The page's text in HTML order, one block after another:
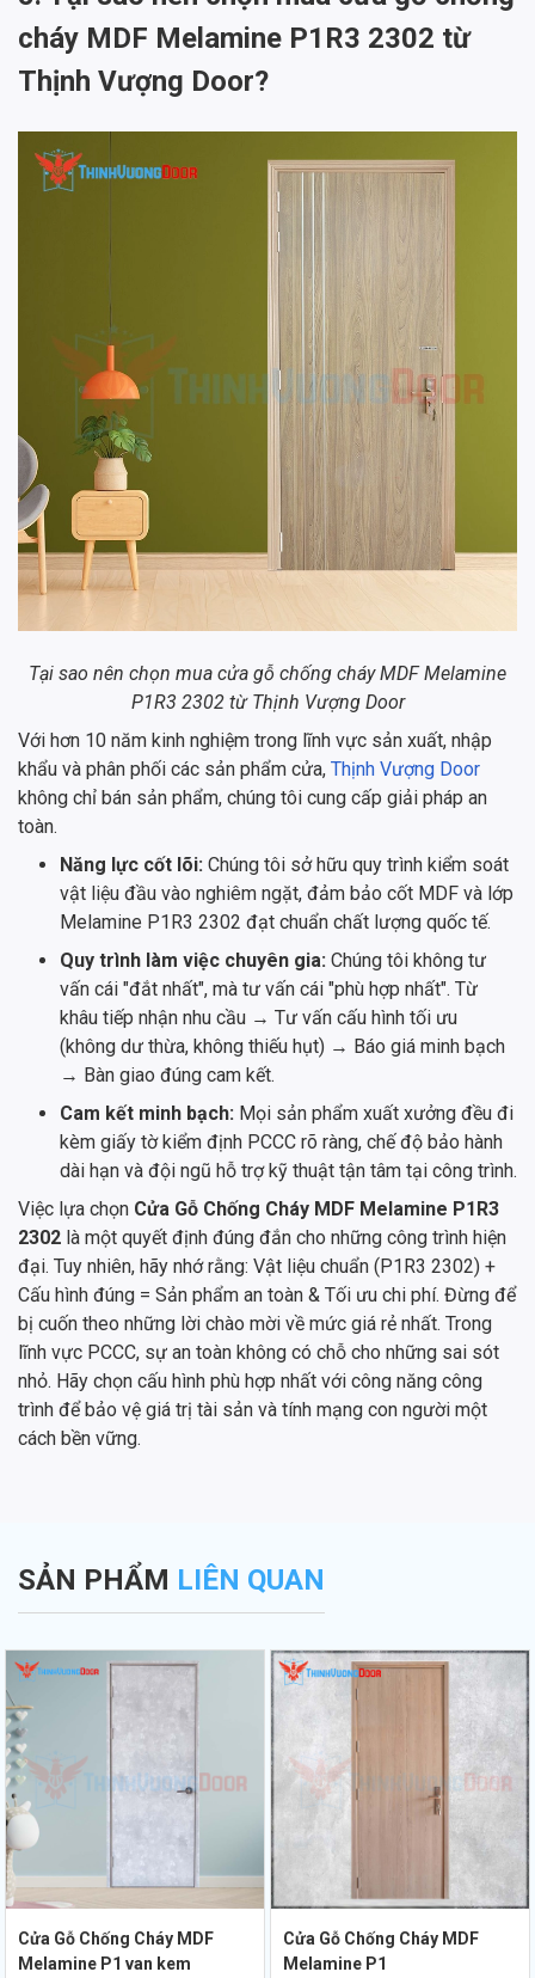
cháy MDF Melamine P1R3 2302 từ
Thịnh Vượng Door?
Tại sao nên chọn mua cửa gỗ chống cháy MDF Melamine
P1R3 2302 từ Thịnh Vượng Door
Với hơn 10 năm kinh nghiệm trong lĩnh vực sản xuất, nhập
khẩu và phân phối các sản phẩm cửa, Thịnh Vượng Door
không chỉ bán sản phẩm, chúng tôi cung cấp giải pháp an
toàn.
Năng lực cốt lõi: Chúng tôi sở hữu quy trình kiểm soát
vật liệu đầu vào nghiêm ngặt, đảm bảo cốt MDF và lớp
Melamine P1R3 2302 đạt chuẩn chất lượng quốc tế.
Quy trình làm việc chuyên gia: Chúng tôi không tư
vấn cái "đắt nhất", mà tư vấn cái "phù hợp nhất". Từ
khâu tiếp nhận nhu cầu → Tư vấn cấu hình tối ưu
(không dư thừa, không thiếu hụt) → Báo giá minh bạch
→ Bàn giao đúng cam kết.
Cam kết minh bạch: Mọi sản phẩm xuất xưởng đều đi
kèm giấy tờ kiểm định PCCC rõ ràng, chế độ bảo hành
dài hạn và đội ngũ hỗ trợ kỹ thuật tận tâm tại công trình.
Việc lựa chọn Cửa Gỗ Chống Cháy MDF Melamine P1R3
2302 là một quyết định đúng đắn cho những công trình hiện
đại. Tuy nhiên, hãy nhớ rằng: Vật liệu chuẩn (P1R3 2302) +
Cấu hình đúng = Sản phẩm an toàn & Tối ưu chi phí. Đừng để
bị cuốn theo những lời chào mời về mức giá rẻ nhất. Trong
lĩnh vực PCCC, sự an toàn không có chỗ cho những sai sót
nhỏ. Hãy chọn cấu hình phù hợp nhất với công năng công
trình để bảo vệ giá trị tài sản và tính mạng con người một
cách bền vững.
SẢN PHẨM LIÊN QUAN
Cửa Gỗ Chống Cháy MDF
Melamine P1 van kem
Cửa Gỗ Chống Cháy MDF
Melamine P1